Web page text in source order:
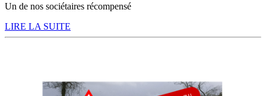
Un de nos sociétaires récompensé
LIRE LA SUITE